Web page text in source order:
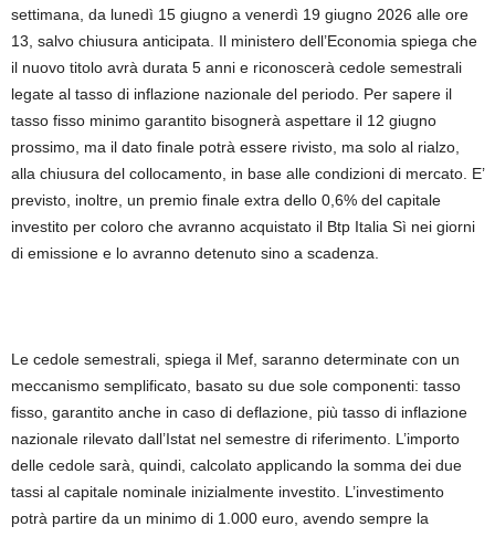
settimana, da lunedì 15 giugno a venerdì 19 giugno 2026 alle ore
13, salvo chiusura anticipata. Il ministero dell’Economia spiega che
il nuovo titolo avrà durata 5 anni e riconoscerà cedole semestrali
legate al tasso di inflazione nazionale del periodo. Per sapere il
tasso fisso minimo garantito bisognerà aspettare il 12 giugno
prossimo, ma il dato finale potrà essere rivisto, ma solo al rialzo,
alla chiusura del collocamento, in base alle condizioni di mercato. E’
previsto, inoltre, un premio finale extra dello 0,6% del capitale
investito per coloro che avranno acquistato il Btp Italia Sì nei giorni
di emissione e lo avranno detenuto sino a scadenza.
Le cedole semestrali, spiega il Mef, saranno determinate con un
meccanismo semplificato, basato su due sole componenti: tasso
fisso, garantito anche in caso di deflazione, più tasso di inflazione
nazionale rilevato dall’Istat nel semestre di riferimento. L’importo
delle cedole sarà, quindi, calcolato applicando la somma dei due
tassi al capitale nominale inizialmente investito. L’investimento
potrà partire da un minimo di 1.000 euro, avendo sempre la